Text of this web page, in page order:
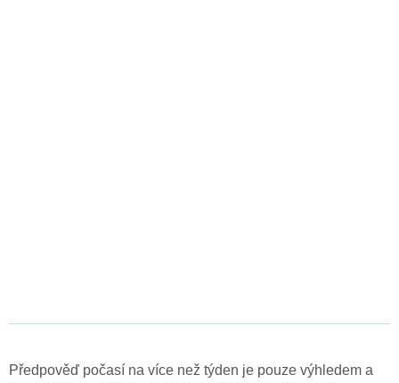
Předpověď počasí na více než týden je pouze výhledem a